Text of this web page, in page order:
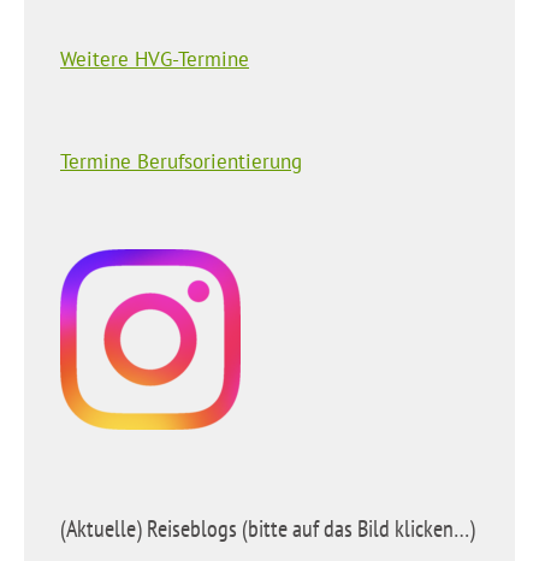
Weitere HVG-Termine
Termine Berufsorientierung
(Aktuelle) Reiseblogs (bitte auf das Bild klicken…)